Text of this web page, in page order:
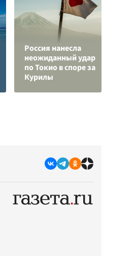
Россия нанесла
неожиданный удар
по Токио в споре за
Курилы